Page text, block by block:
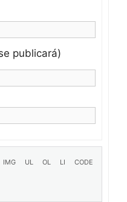
publicará)